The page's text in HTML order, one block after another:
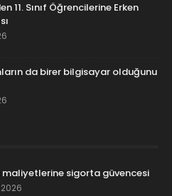
11. Sınıf Öğrencilerine Erken
da birer bilgisayar olduğunu
sigorta güvencesi